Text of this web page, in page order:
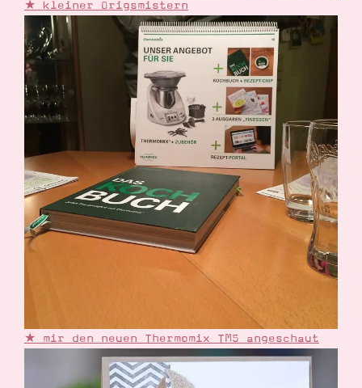
★ kleiner Origsmistern
★ mir den neuen Thermomix TM5 angeschaut